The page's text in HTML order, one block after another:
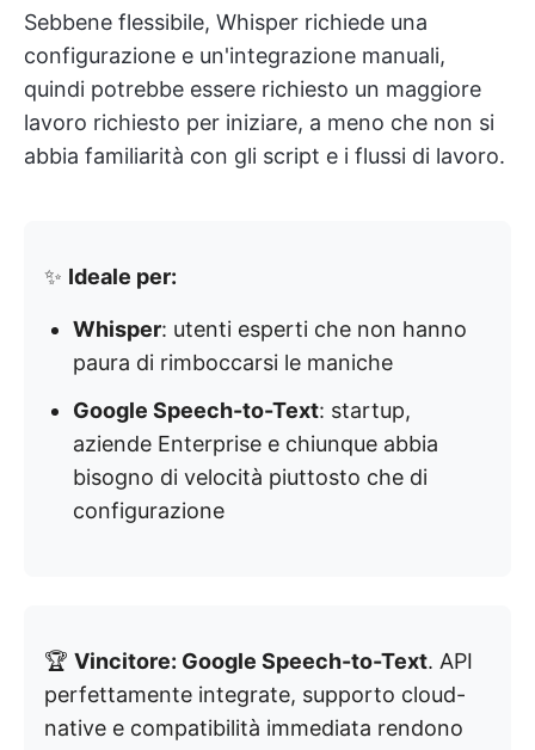
Sebbene flessibile, Whisper richiede una
configurazione e un'integrazione manuali,
quindi potrebbe essere richiesto un maggiore
lavoro richiesto per iniziare, a meno che non si
abbia familiarità con gli script e i flussi di lavoro.
✨ Ideale per:
Whisper: utenti esperti che non hanno
paura di rimboccarsi le maniche
Google Speech-to-Text: startup,
aziende Enterprise e chiunque abbia
bisogno di velocità piuttosto che di
configurazione
🏆 Vincitore: Google Speech-to-Text. API
perfettamente integrate, supporto cloud-
native e compatibilità immediata rendono